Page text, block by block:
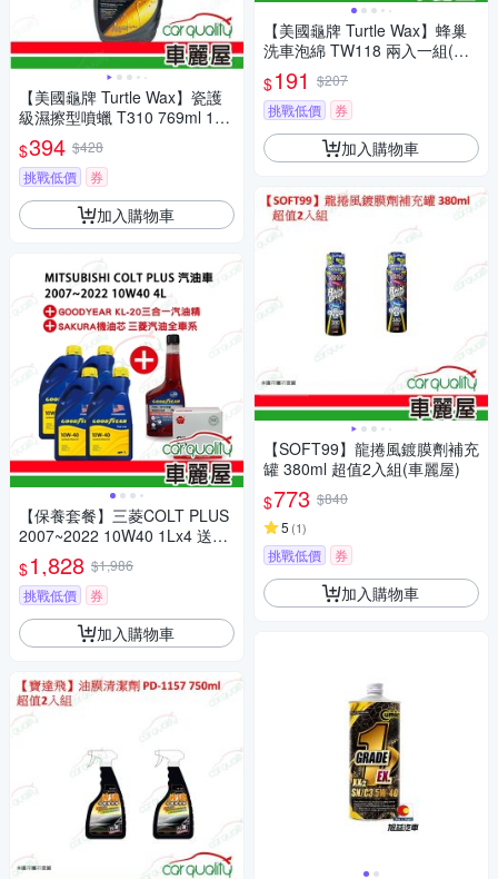
【美國龜牌 Turtle Wax】瓷護
級濕擦型噴蠟 T310 769ml 1入
(車麗屋)
$394 $428
挑戰低價
券
加入購物車
【保養套餐】三菱COLT PLUS
2007~2022 10W40 1Lx4 送安
裝(車麗屋)
$1,828 $1,986
挑戰低價
券
加入購物車
【美國龜牌 Turtle Wax】蜂巢
洗車泡綿 TW118 兩入一組(車
麗屋)
$191 $207
挑戰低價
券
加入購物車
【SOFT99】龍捲風鍍膜劑補充
罐 380ml 超值2入組(車麗屋)
$773 $840
5 (1)
挑戰低價 券
加入購物車